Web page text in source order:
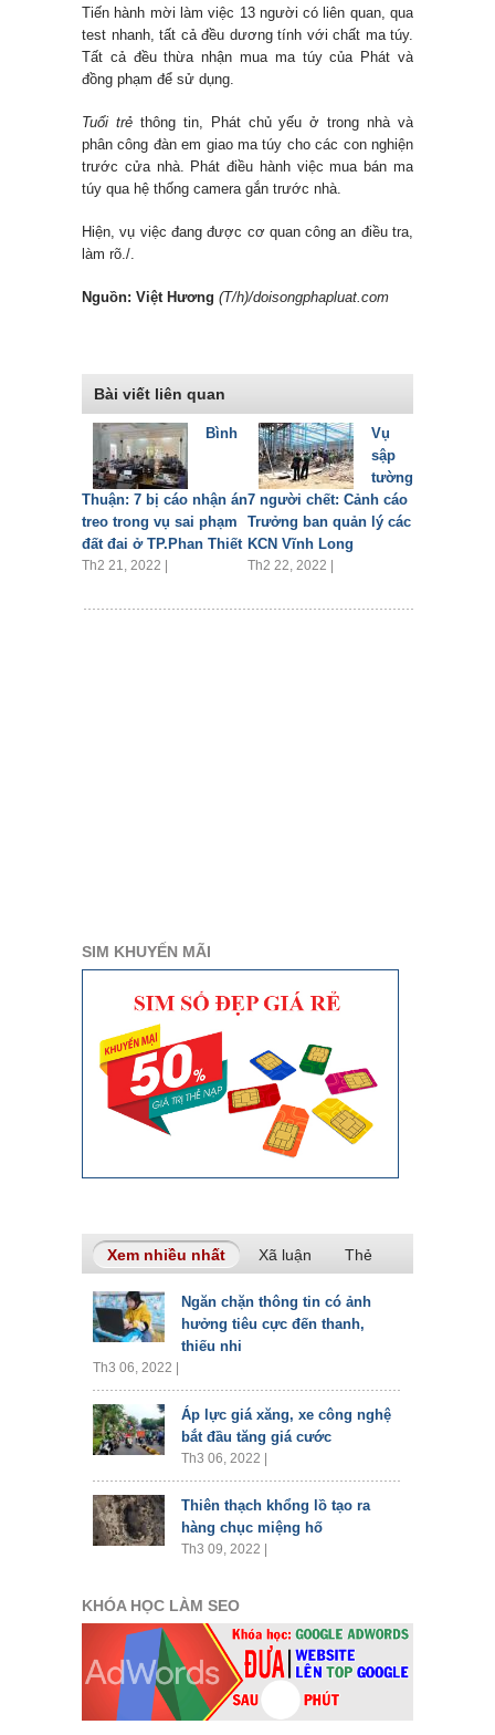
Tiến hành mời làm việc 13 người có liên quan, qua
test nhanh, tất cả đều dương tính với chất ma túy.
Tất cả đều thừa nhận mua ma túy của Phát và
đồng phạm để sử dụng.
Tuổi trẻthông tin, Phát chủ yếu ở trong nhà và
phân công đàn em giao ma túy cho các con nghiện
trước cửa nhà. Phát điều hành việc mua bán ma
túy qua hệ thống camera gắn trước nhà.
Hiện, vụ việc đang được cơ quan công an điều tra,
làm rõ./.
Nguồn: Việt Hương (T/h)/doisongphapluat.com
Bài viết liên quan
Bình
Thuận: 7 bị cáo nhận án
treo trong vụ sai phạm
đất đai ở TP.Phan Thiết
Th2 21, 2022 |
Vụ
sập
tường
7 người chết: Cảnh cáo
Trưởng ban quản lý các
KCN Vĩnh Long
Th2 22, 2022 |
SIM KHUYẾN MÃI
Xem nhiều nhất (tab hoạt động)
Xã luận Thẻ
Ngăn chặn thông tin có ảnh
hưởng tiêu cực đến thanh,
thiếu nhi
Th3 06, 2022 |
Áp lực giá xăng, xe công nghệ
bắt đầu tăng giá cước
Th3 06, 2022 |
Thiên thạch khổng lồ tạo ra
hàng chục miệng hố
Th3 09, 2022 |
KHÓA HỌC LÀM SEO